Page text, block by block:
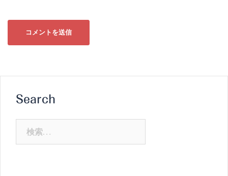
Search